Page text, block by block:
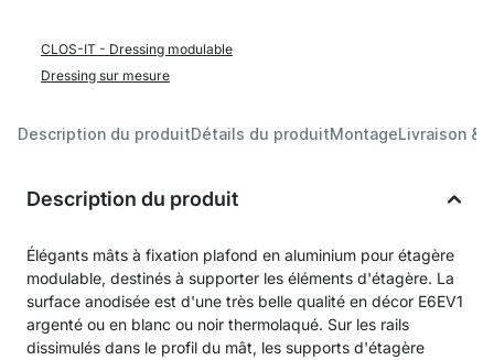
CLOS-IT - Dressing modulable
Dressing sur mesure
Description du produitDétails du produitMontageLivraison &
Description du produit
Élégants mâts à fixation plafond en aluminium pour étagère
modulable, destinés à supporter les éléments d'étagère. La
surface anodisée est d'une très belle qualité en décor E6EV1
argenté ou en blanc ou noir thermolaqué. Sur les rails
dissimulés dans le profil du mât, les supports d'étagère